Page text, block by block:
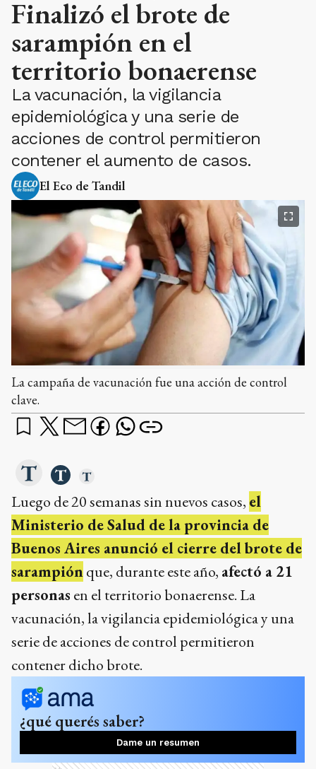
Finalizó el brote de
sarampión en el
territorio bonaerense
La vacunación, la vigilancia
epidemiológica y una serie de
acciones de control permitieron
contener el aumento de casos.
El Eco de Tandil
La campaña de vacunación fue una acción de control
clave.
Luego de 20 semanas sin nuevos casos, el
Ministerio de Salud de la provincia de
Buenos Aires anunció el cierre del brote de
sarampiónque, durante este año, afectó a 21
personas en el territorio bonaerense. La
vacunación, la vigilancia epidemiológica y una
serie de acciones de control permitieron
contener dicho brote.
¿qué querés saber?
Dame un resumen